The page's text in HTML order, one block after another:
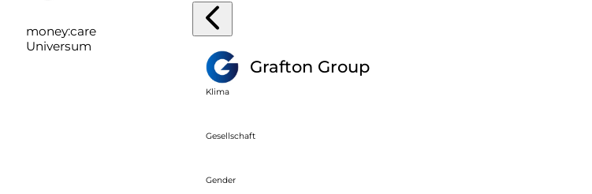
money:care
Universum
Grafton Group
Klima
Gesellschaft
Gender